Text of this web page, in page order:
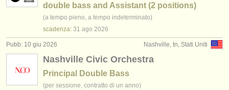
double bass and Assistant (2 positions)
(a tempo pieno, a tempo indeterminato)
scadenza: 31 ago 2026
Nashville, tn, Stati Uniti
Pubb: 10 giu 2026
Nashville Civic Orchestra
Principal Double Bass
(per sessione, contratto di un anno)